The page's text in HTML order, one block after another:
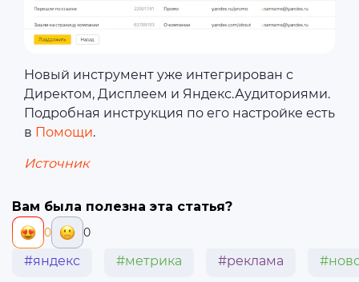
Новый инструмент уже интегрирован с
Директом, Дисплеем и Яндекс.Аудиториями.
Подробная инструкция по его настройке есть
в Помощи.
Источник
Вам была полезна эта статья?
0 0
#яндекс #метрика #реклама